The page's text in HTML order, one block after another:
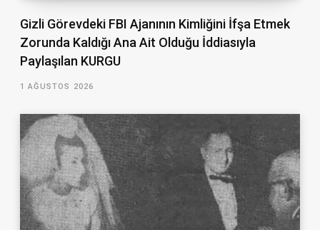
Gizli Görevdeki FBI Ajanının Kimliğini İfşa Etmek
Zorunda Kaldığı Ana Ait Olduğu İddiasıyla
Paylaşılan KURGU
1 AĞUSTOS 2026